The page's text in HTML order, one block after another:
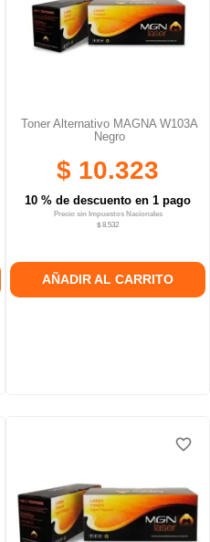
Toner Alternativo MAGNA W103A
Negro
$ 10.323
10 % de descuento en 1 pago
Precio sin Impuestos Nacionales
$ 8.532
AÑADIR AL CARRITO
favorite_border
favorite_border
favorite_border